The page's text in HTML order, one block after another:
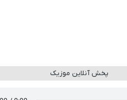
پخش آنلاین موزیک